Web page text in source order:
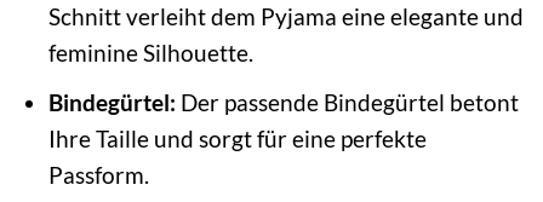
Schnitt verleiht dem Pyjama eine elegante und
feminine Silhouette.
Bindegürtel: Der passende Bindegürtel betont
Ihre Taille und sorgt für eine perfekte
Passform.